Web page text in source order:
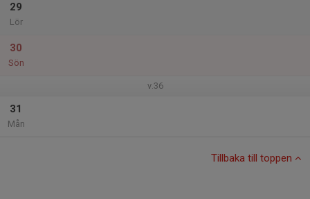
29
Lör
30
Sön
v.36
31
Mån
Tillbaka till toppen